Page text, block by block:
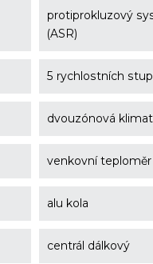
protiprokluzový
(ASR)
5 rychlostních
dvouzónová
venkovní teploměr
alu kola
centrál dálkový